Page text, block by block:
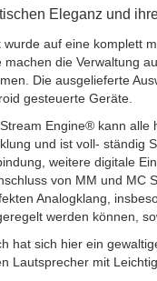
Eleganz und
wurde auf eine komplett
machen die Verwaltung
Die ausgelieferte
gesteuerte Geräte.
Engine® kann
und ist voll- ständig
weitere digitale
von MM und MC
Analogklang,
werden können,
hat sich hier ein
Lautsprecher mit